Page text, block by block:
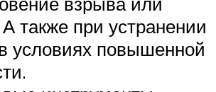
также при устранении
условиях повышенной